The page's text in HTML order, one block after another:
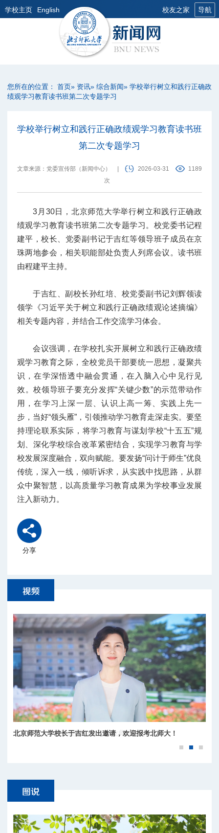
学校主页 English 校友之家 导航
您所在的位置： 首页» 资讯» 综合新闻» 学校举行树立和践行正确政
绩观学习教育读书班第二次专题学习
学校举行树立和践行正确政绩观学习教育读书班
第二次专题学习
文章来源：党委宣传部（新闻中心） 2026-03-31
1189
次
3月30日，北京师范大学举行树立和践行正确政
绩观学习教育读书班第二次专题学习。校党委书记程
建平，校长、党委副书记于吉红等领导班子成员在京
珠两地参会，相关职能部处负责人列席会议。读书班
由程建平主持。
于吉红、副校长孙红培、校党委副书记刘辉领读
领学《习近平关于树立和践行正确政绩观论述摘编》
相关专题内容，并结合工作交流学习体会。
会议强调，在学校扎实开展树立和践行正确政绩
观学习教育之际，全校党员干部要统一思想，凝聚共
识，在学深悟透中融会贯通，在入脑入心中见行见
效。校领导班子要充分发挥“关键少数”的示范带动作
用，在学习上深一层、认识上高一筹、实践上先一
步，当好“领头雁”，引领推动学习教育走深走实。要坚
持理论联系实际，将学习教育与谋划学校“十五五”规
划、深化学校综合改革紧密结合，实现学习教育与学
校发展深度融合，双向赋能。要发扬“问计于师生”优良
传统，深入一线，倾听诉求，从实践中找思路，从群
众中聚智慧，以高质量学习教育成果为学校事业发展
注入新动力。
分享
北京师范大学北京校区2026年毕业典礼快闪
北京师范大学校长于吉红发出邀请，欢迎报考北师大！